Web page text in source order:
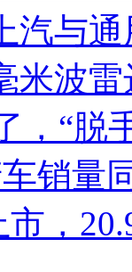
汽与
米波
，“脱
销量
，